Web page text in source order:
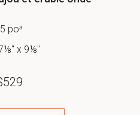
po³
x 9⅛"
529